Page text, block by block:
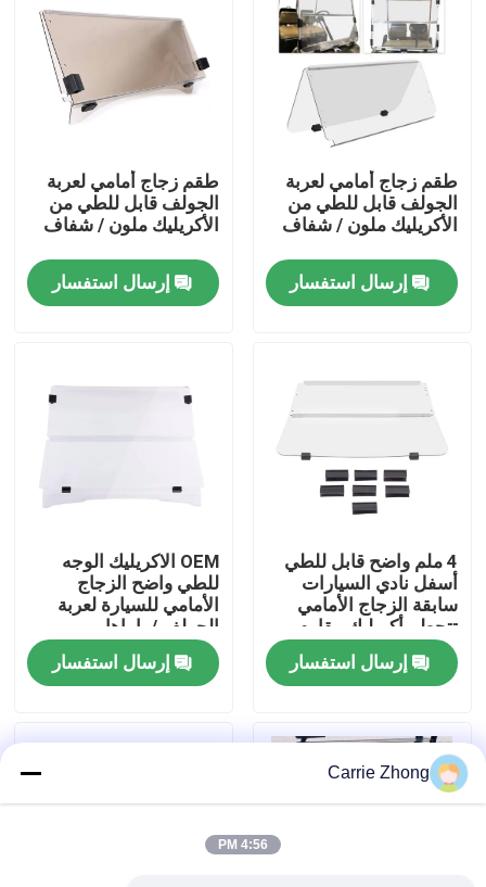
مسكن
معلومات عنا
جولة في المعمل
اتصل بنا
أخبار
مرايا جانبية لعربة الجولف
أغطية عجلات عربة الجولف
طقم زجاج أمامي لعربة
الجولف قابل للطي من
الأكريليك ملون / شفاف
إرسال استفسار
طقم زجاج أمامي لعربة
الجولف قابل للطي من
الأكريليك ملون / شفاف
إرسال استفسار
4 ملم واضح قابل للطي
أسفل نادي السيارات
سابقة الزجاج الأمامي
تتحطم أكريليك مقاوم
إرسال استفسار
OEM الاكريليك الوجه
للطي واضح الزجاج
الأمامي للسيارة لعربة
الجولف / ياماها
إرسال استفسار
Carrie Zhong
4:56 PM